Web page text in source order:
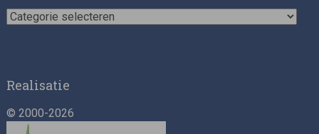
Nieuwscategorieën
Realisatie
© 2000-2026